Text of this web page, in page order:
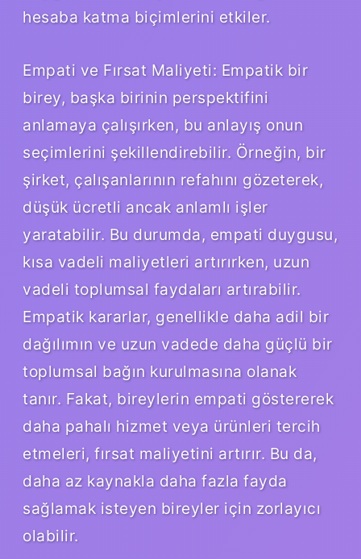
hesaba katma biçimlerini etkiler.
Empati ve Fırsat Maliyeti: Empatik bir
birey, başka birinin perspektifini
anlamaya çalışırken, bu anlayış onun
seçimlerini şekillendirebilir. Örneğin, bir
şirket, çalışanlarının refahını gözeterek,
düşük ücretli ancak anlamlı işler
yaratabilir. Bu durumda, empati duygusu,
kısa vadeli maliyetleri artırırken, uzun
vadeli toplumsal faydaları artırabilir.
Empatik kararlar, genellikle daha adil bir
dağılımın ve uzun vadede daha güçlü bir
toplumsal bağın kurulmasına olanak
tanır. Fakat, bireylerin empati göstererek
daha pahalı hizmet veya ürünleri tercih
etmeleri, fırsat maliyetini artırır. Bu da,
daha az kaynakla daha fazla fayda
sağlamak isteyen bireyler için zorlayıcı
olabilir.